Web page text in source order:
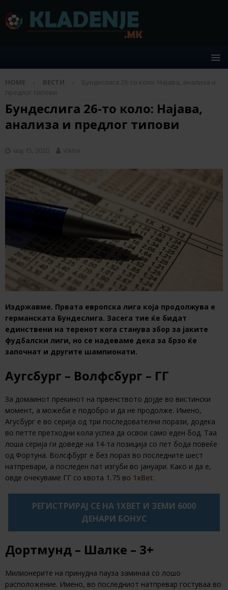
HOME ВЕСТИ
Бундеслига 26-то коло: Најава, анализа и
предлог типови
Бундеслига 26-то коло: Најава,
анализа и предлог типови
мај 15, 2020 Viktor
Издржавме. Првата европска лига која продолжува е
германската Бундеслига. Засега тие ќе бидат
единствени на теренот кога станува збор за јаките
фудбалски лиги, но се надеваме дека за брзо ќе
започнат и другите шампионати.
Аугсбург – Волфсбург – ГГ
За домаинот прекинот на првенството дојде во вистински
момент, а можеби е подобро и да не продолже. Имено,
Агусбург е во серија од три последователни порази, додека
во петте претходни кола успеа да освои само еден бод. Таа
лоша серија ги доведе на 14-та позиција со пет бода повеќе
од Фортуна. Волсфбург е без пораз во последните шест
натпревари, а последен пат изгуби во јануари. Како и да е,
овде очекуваме ГГ со квота 1.75 во 1xBet.
РЕГИСТРИРАЈ СЕ НА 1XBET И ЗЕМИ 6000
ДЕНАРИ БОНУС
Дортмунд – Шалке – 3+
Милионерите на принудна пауза заминаа со лошо
расположение. Имено, во последниот натпревар гостуваа во